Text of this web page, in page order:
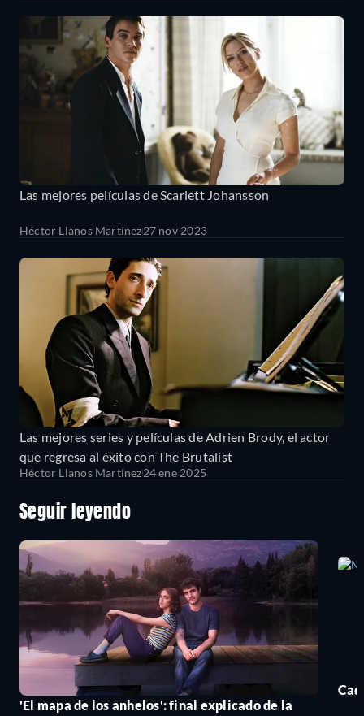
Las mejores películas de Scarlett Johansson
Héctor Llanos Martínez27 nov 2023
Las mejores series y películas de Adrien Brody, el actor
que regresa al éxito con The Brutalist
Héctor Llanos Martínez24 ene 2025
Seguir leyendo
'El mapa de los anhelos': final explicado de la